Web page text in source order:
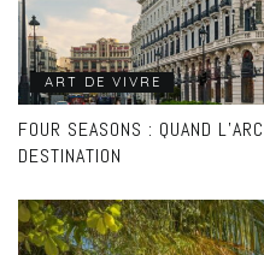
ART DE VIVRE
FOUR SEASONS : QUAND
DESTINATION